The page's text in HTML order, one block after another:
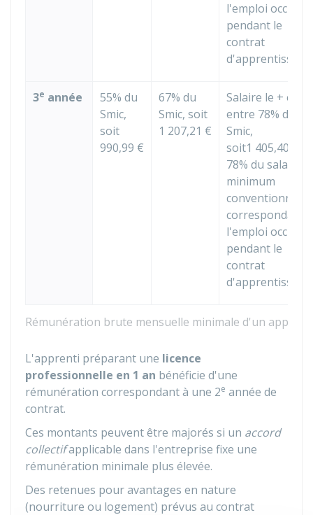
Rémunération brute mensuelle minimale d'un apprenti
l'emploi occupé
pendant le
contrat
d'apprentissage.
3e année
55% du
Smic,
soit
990,99 €
67% du
Smic, soit
1 207,21 €
Salaire le + élevé
entre 78% du
Smic,
soit1 405,40 €
78% du salaire
minimum
conventionnel
correspondant à
l'emploi occupé
pendant le
contrat
d'apprentissage.
L'apprenti préparant une licence
professionnelle en 1 an bénéficie d'une
rémunération correspondant à une 2e année de
contrat.
Ces montants peuvent être majorés si un accord
collectifapplicable dans l'entreprise fixe une
rémunération minimale plus élevée.
Des retenues pour avantages en nature
(nourriture ou logement) prévus au contrat